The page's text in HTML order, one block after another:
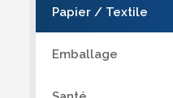
Papier / Textile
Emballage